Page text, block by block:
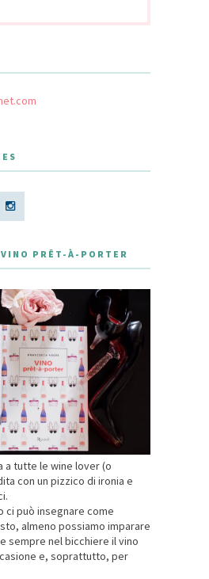
PRÊT-À-PORTER
a tutte le wine lover (o
con un pizzico di ironia e
ci può insegnare come
almeno possiamo imparare
sempre nel bicchiere il vino
e, soprattutto, per